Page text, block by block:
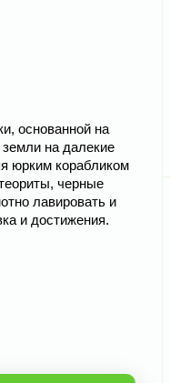
основанной на
на далекие
юрким корабликом
черные
лавировать и
и достижения.